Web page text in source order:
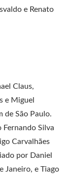
e Renato
Claus,
e Miguel
de São Paulo.
Silva
Carvalhães
por Daniel
Janeiro, e Tiago